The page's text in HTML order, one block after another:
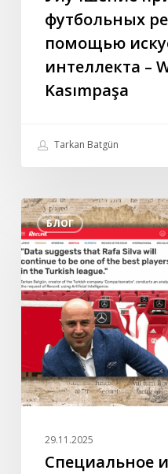
футбольных
помощью
интеллекта –
Kasımpaşa
Tarkan Batgün
БЛОГ
Специальное
интервью
Таркана
Батгюна
португальской
газете
“Данные
говорят
о
29.11.2025
Специальное